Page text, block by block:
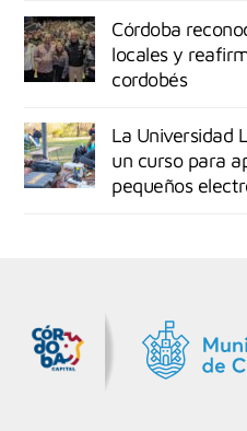
Córdoba
locales y
cordobés
La Universidad
un curso para
pequeños